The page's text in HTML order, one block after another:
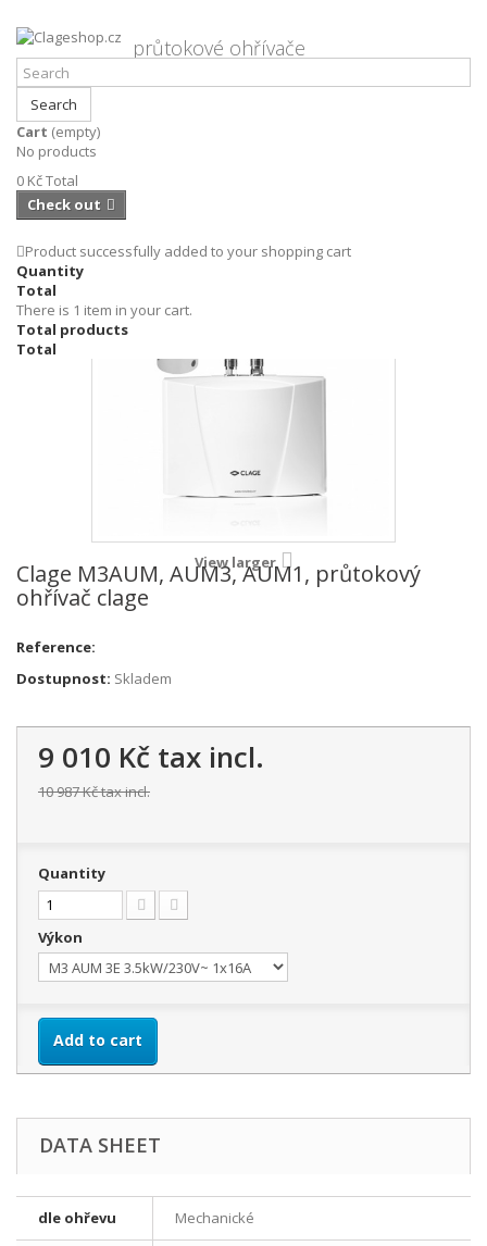
průtokové ohřívače
Search
Cart (empty)
No products
0 KčTotal
Check out
Product successfully added to your shopping cart
Quantity
Total
There is 1 item in your cart.
Total products
Total
Clageshop.cz
M3AUM, AUM3, AUM1, průtokový ohřívač clage
View larger
Clage M3AUM, AUM3, AUM1, průtokový
ohřívač clage
Reference:
Dostupnost: Skladem
9 010 Kč tax incl.
10 987 Kčtax incl.
Quantity
Výkon
Add to cart
DATA SHEET
dle ohřevu Mechanické